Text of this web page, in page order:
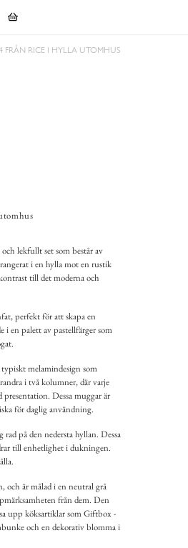
FRÅN RICE I HYLLA UTOMHUS
lekfullt set som består av
i en hylla mot en rustik
till det moderna och
perfekt för att skapa en
i en palett av pastellfärger som
melamindesign som
i två kolumner, där varje
Dessa muggar är
för daglig användning.
på den nedersta hyllan. Dessa
till enhetlighet i dukningen.
och är målad i en neutral grå
från dem. Den
upp köksartiklar som Giftbox -
och en dekorativ blomma i